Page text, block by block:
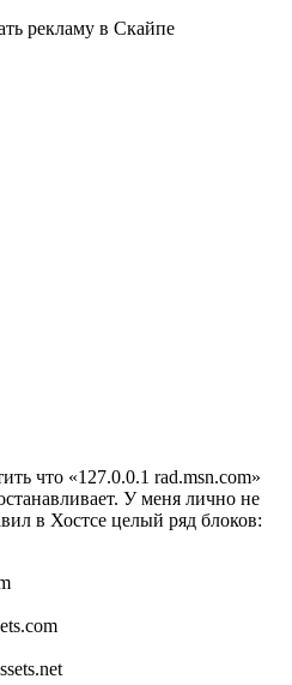
рекламу в Скайпе
что «127.0.0.1 rad.msn.com»
У меня лично не
в Хостсе целый ряд блоков: